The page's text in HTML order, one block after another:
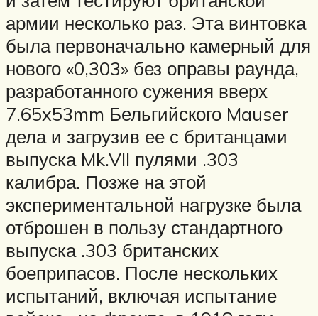
армии несколько раз. Эта винтовка
была первоначально камерный для
нового «0,303» без оправы раунда,
разработанного сужения вверх
7.65x53mm Бельгийского Mauser
дела и загрузив ее с британцами
выпуска Mk.VII пулями .303
калибра. Позже на этой
экспериментальной нагрузке была
отброшен в пользу стандартного
выпуска .303 британских
боеприпасов. После нескольких
испытаний, включая испытание